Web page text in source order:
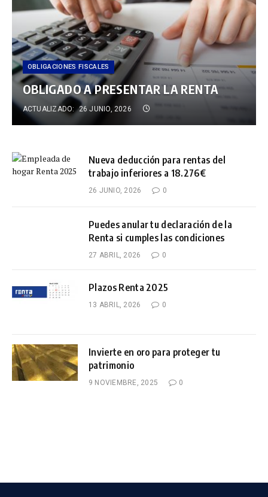
OBLIGACIONES FISCALES
OBLIGADO A PRESENTAR LA RENTA
ACTUALIZADO: 26 JUNIO, 2026
Nueva deducción para rentas del
trabajo inferiores a 18.276€
26 JUNIO, 2026 0
Puedes anular tu declaración de la
Renta si cumples las condiciones
27 ABRIL, 2026 0
Plazos Renta 2025
13 ABRIL, 2026 0
Invierte en oro para proteger tu
patrimonio
9 NOVIEMBRE, 2025 0